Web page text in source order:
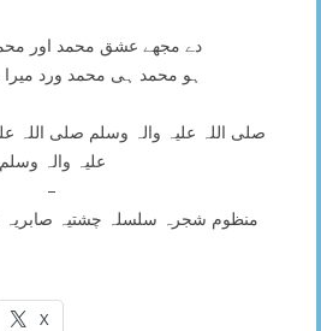
دے مجھے عشق محمد اور
– – ہو محمد ہی محمد ورد
صلی اللہ علیہ والہ وسلم صلی اللہ
علیہ والہ وسلم
–
منظوم شجرہ سلسلہ چشتیہ صابریہ
X